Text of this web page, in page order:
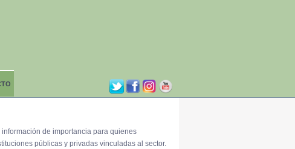
de importancia para quienes
públicas y privadas vinculadas al sector.